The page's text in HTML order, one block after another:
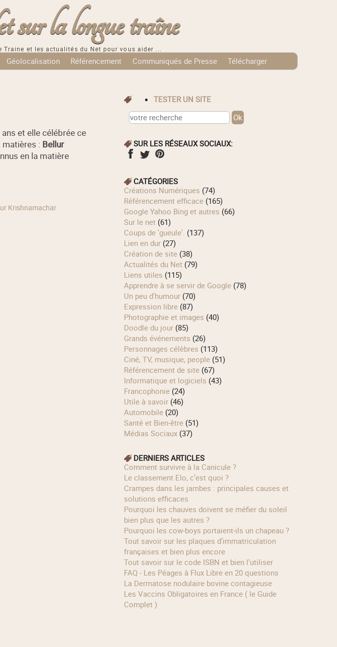
la longue traîne
et les actualités du Net pour vous aider ...
Géolocalisation Référencement Communiqués de Presse
Télécharger
et elle célébrée ce
: Bellur
en la matière
Krishnamachar
TESTER UN SITE
SUR LES RÉSEAUX SOCIAUX:
CATÉGORIES
Créations Numériques (74)
Référencement efficace(165)
Google Yahoo Bing et autres (66)
Sur le net(61)
Coups de 'gueule'. (137)
Lien en dur(27)
Création de site(38)
Actualités du Net(79)
Liens utiles (115)
Apprendre à se servir de Google(78)
Un peu d'humour(70)
Expression libre(87)
Photographie et images (40)
Doodle du jour(85)
Grands événements (26)
Personnages célèbres (113)
Ciné, TV, musique, people(51)
Référencement de site(67)
Informatique et logiciels (43)
Francophonie(24)
Utile à savoir(46)
Automobile(20)
Santé et Bien-être(51)
Médias Sociaux(37)
DERNIERS ARTICLES
Comment survivre à la Canicule ?
Le classement Elo, c’est quoi ?
Crampes dans les jambes : principales causes et
solutions efficaces
Pourquoi les chauves doivent se méfier du soleil
bien plus que les autres ?
Pourquoi les cow‑boys portaient‑ils un chapeau ?
Tout savoir sur les plaques d'immatriculation
françaises et bien plus encore
Tout savoir sur le code ISBN et bien l'utiliser
FAQ - Les Péages à Flux Libre en 20 questions
La Dermatose nodulaire bovine contagieuse
Les Vaccins Obligatoires en France ( le Guide
Complet )